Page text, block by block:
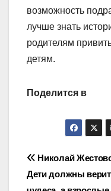
возможность
лучше знать
родителям
детям.
Поделится в
по
Николай
Дети должны